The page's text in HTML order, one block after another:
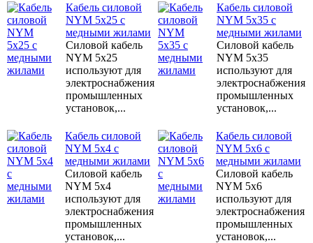
Кабель силовой
NYM 5x25 с
медными жилами
Силовой кабель
NYM 5x25
используют для
электроснабжения
промышленных
установок,...
Кабель силовой
NYM 5x35 с
медными жилами
Силовой кабель
NYM 5x35
используют для
электроснабжения
промышленных
установок,...
Кабель силовой
NYM 5x4 с
медными жилами
Силовой кабель
NYM 5x4
используют для
электроснабжения
промышленных
установок,...
Кабель силовой
NYM 5x6 с
медными жилами
Силовой кабель
NYM 5x6
используют для
электроснабжения
промышленных
установок,...